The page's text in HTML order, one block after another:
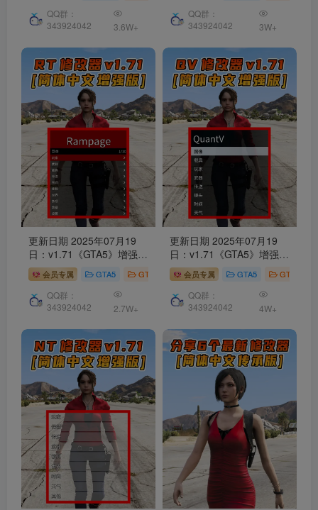
QQ群：
343924042
3.6W+
QQ群：
343924042
3W+
更新日期 2025年07月19
日：v1.71《GTA5》增强版
Rampage Trainer
修改器
[简体汉化]
会员专属 GTA5 GTA5 工具
QQ群：
343924042
2.7W+
更新日期 2025年07月19
日：v1.71《GTA5》增强版
QuantV画质 修改器
[简体
汉化]会员专属 GTA5 GTA5 工具
QQ群：
343924042
4W+